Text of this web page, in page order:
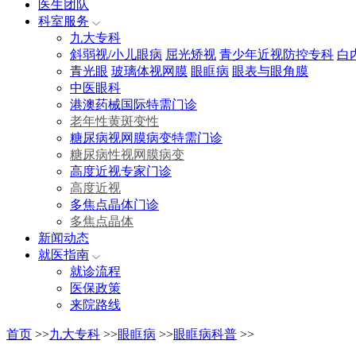
医生团队
科室服务
九大专科
斜弱视/小儿眼病 屈光矫视 青少年近视防控专科 白
青光眼 玻璃体视网膜 眼眶病 眼表与眼角膜
中医眼科
港澳药械国际特需门诊
老年性黄斑变性
糖尿病视网膜病变特需门诊
糖尿病性视网膜病变
高度近视专家门诊
高度近视
多焦点晶体门诊
多焦点晶体
新闻动态
就医指南
就诊流程
医保政策
来院路线
首页 >>九大专科 >>眼眶病 >>眼眶病科普 >>